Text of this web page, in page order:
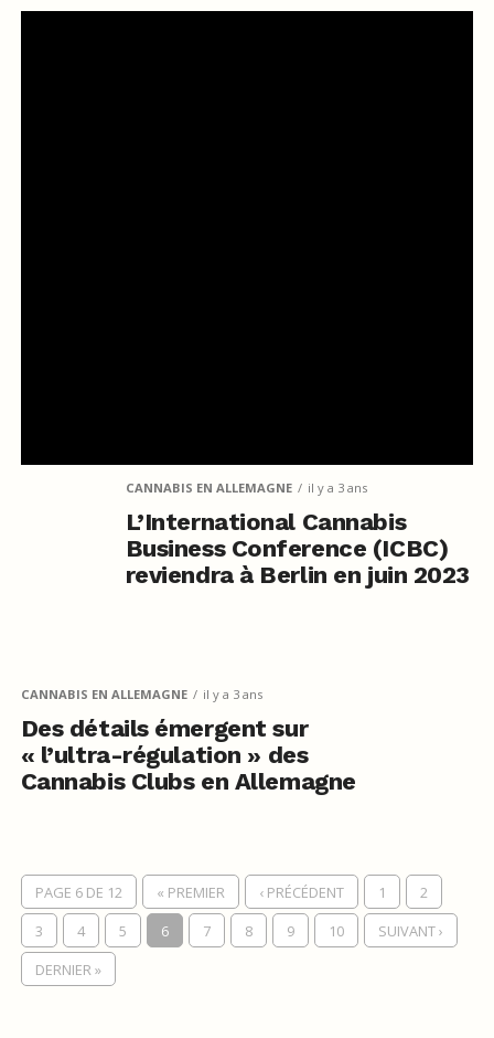
CANNABIS EN ALLEMAGNE il y a 3 ans
L’International Cannabis
Business Conference (ICBC)
reviendra à Berlin en juin 2023
CANNABIS EN ALLEMAGNE il y a 3 ans
Des détails émergent sur
« l’ultra-régulation » des
Cannabis Clubs en Allemagne
PAGE 6 DE 12 « PREMIER ‹ PRÉCÉDENT 1
2
3
4 5 6 7 8 9 10
SUIVANT ›
DERNIER »